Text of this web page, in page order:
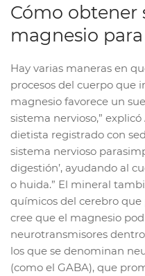
Cómo obtener
magnesio
Hay varias maneras en
procesos del cuerpo que
magnesio favorece un
sistema nervioso,” explicó
dietista registrado con
sistema nervioso
digestión’, ayudando al
o huida.” El mineral
químicos del cerebro que
cree que el magnesio
neurotransmisores
los que se denominan
(como el GABA), que